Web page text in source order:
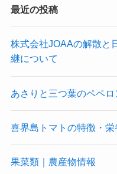
最近の投稿
株式会社JOAAの解散と
継について
あさりと三つ葉のペペロ
喜界島トマトの特徴・
果菜類｜農産物情報